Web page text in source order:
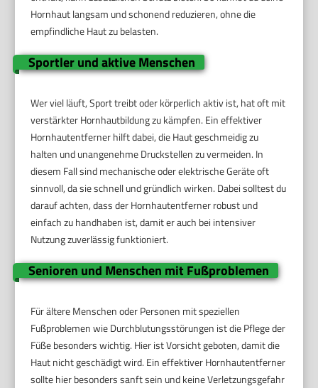
Hornhaut langsam und schonend reduzieren, ohne die
empfindliche Haut zu belasten.
Sportler und aktive Menschen
Wer viel läuft, Sport treibt oder körperlich aktiv ist, hat oft mit
verstärkter Hornhautbildung zu kämpfen. Ein effektiver
Hornhautentferner hilft dabei, die Haut geschmeidig zu
halten und unangenehme Druckstellen zu vermeiden. In
diesem Fall sind mechanische oder elektrische Geräte oft
sinnvoll, da sie schnell und gründlich wirken. Dabei solltest du
darauf achten, dass der Hornhautentferner robust und
einfach zu handhaben ist, damit er auch bei intensiver
Nutzung zuverlässig funktioniert.
Senioren und Menschen mit Fußproblemen
Für ältere Menschen oder Personen mit speziellen
Fußproblemen wie Durchblutungsstörungen ist die Pflege der
Füße besonders wichtig. Hier ist Vorsicht geboten, damit die
Haut nicht geschädigt wird. Ein effektiver Hornhautentferner
sollte hier besonders sanft sein und keine Verletzungsgefahr